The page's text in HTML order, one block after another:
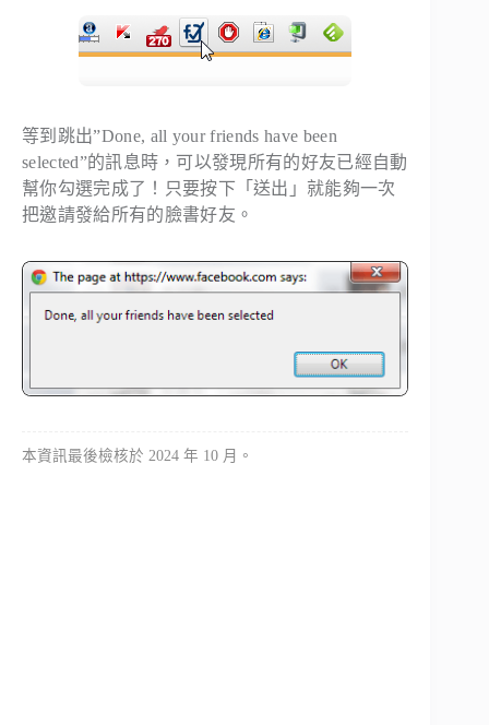
等到跳出”Done, all your friends have been
selected”的訊息時，可以發現所有的好友已經自動
幫你勾選完成了！只要按下「送出」就能夠一次
把邀請發給所有的臉書好友。
本資訊最後檢核於 2024 年 10 月。